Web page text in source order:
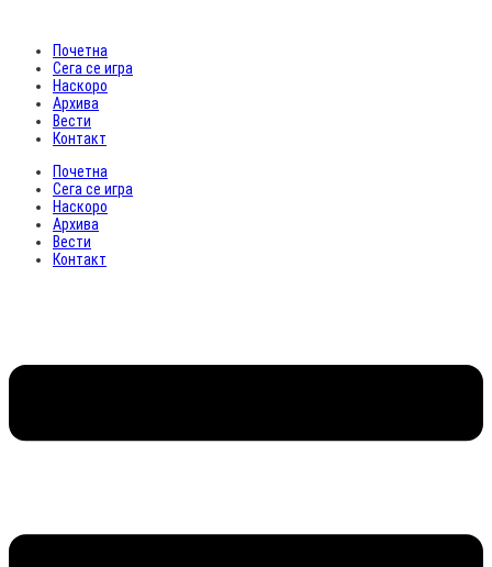
Почетна
Сега се игра
Наскоро
Архива
Вести
Контакт
Почетна
Сега се игра
Наскоро
Архива
Вести
Контакт